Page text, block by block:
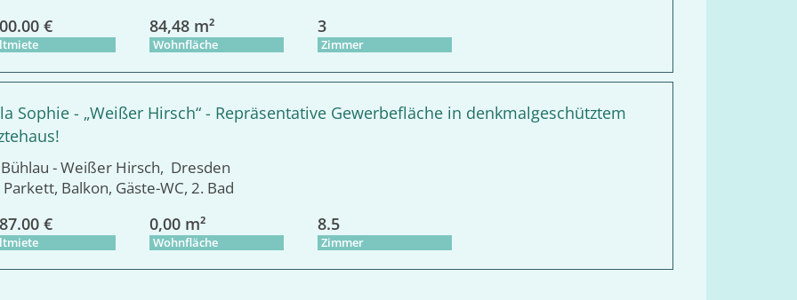
€ 84,48 m²
Wohnfläche
3
Zimmer
Sophie - „Weißer Hirsch“ - Repräsentative Gewerbefläche in denkmalgeschütztem
- Weißer Hirsch, Dresden
Balkon, Gäste-WC, 2. Bad
€ 0,00 m²
Wohnfläche
8.5
Zimmer